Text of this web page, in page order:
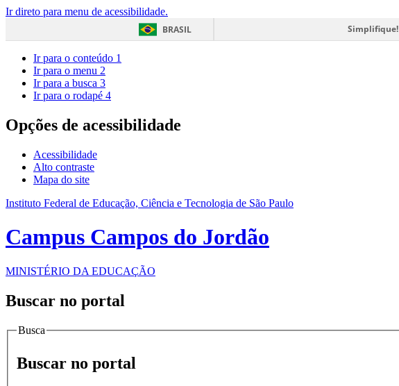
Ir direto para menu de acessibilidade.
BRASIL
Simplifique!
Ir para o conteúdo 1
Ir para o menu 2
Ir para a busca 3
Ir para o rodapé 4
Opções de acessibilidade
Acessibilidade
Alto contraste
Mapa do site
Instituto Federal de Educação, Ciência e Tecnologia de São Paulo
Campus Campos do Jordão
MINISTÉRIO DA EDUCAÇÃO
Buscar no portal
Busca
Buscar no portal